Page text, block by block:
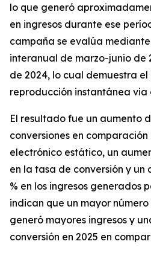
lo que generó
en ingresos durante ese
campaña se evalúa
interanual de marzo-junio de
de 2024, lo cual demuestra
reproducción instantánea via
El resultado fue un aumento
conversiones en
electrónico estático, un
en la tasa de conversión y
% en los ingresos generados
indican que un mayor
generó mayores ingresos y
conversión en 2025 en